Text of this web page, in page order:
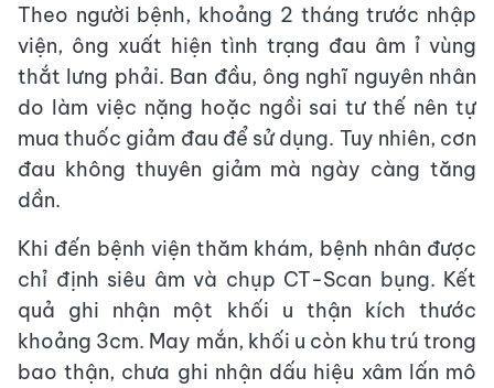
Theo người bệnh, khoảng 2 tháng trước nhập
viện, ông xuất hiện tình trạng đau âm ỉ vùng
thắt lưng phải. Ban đầu, ông nghĩ nguyên nhân
do làm việc nặng hoặc ngồi sai tư thế nên tự
mua thuốc giảm đau để sử dụng. Tuy nhiên, cơn
đau không thuyên giảm mà ngày càng tăng
dần.
Khi đến bệnh viện thăm khám, bệnh nhân được
chỉ định siêu âm và chụp CT-Scan bụng. Kết
quả ghi nhận một khối u thận kích thước
khoảng 3cm. May mắn, khối u còn khu trú trong
bao thận, chưa ghi nhận dấu hiệu xâm lấn mô